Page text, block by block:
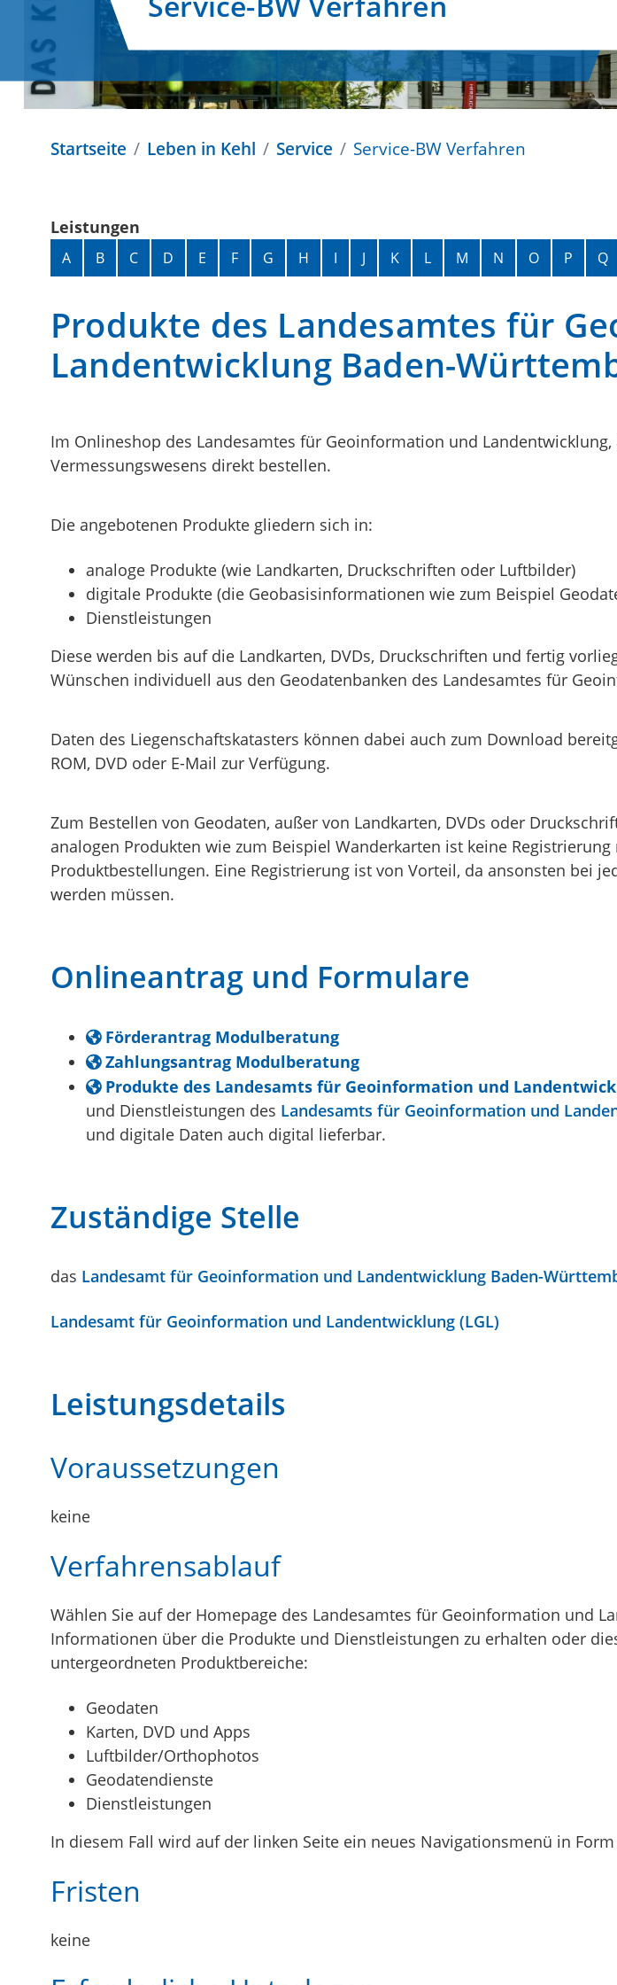
Startseite Leben in Kehl Service Service-BW Verfahren
Leistungen
Alphabetisches Register überspringen
A B C D E F G H I J K L M N O P Q
Produkte des Landesamtes für
Landentwicklung Baden-
Im Onlineshop des Landesamtes für Geoinformation und
Vermessungswesens direkt bestellen.
Die angebotenen Produkte gliedern sich in:
analoge Produkte (wie Landkarten, Druckschriften oder Luftbilder)
digitale Produkte (die Geobasisinformationen wie zum Beispiel
Dienstleistungen
Diese werden bis auf die Landkarten, DVDs, Druckschriften und fertig
Wünschen individuell aus den Geodatenbanken des Landesamtes für
Daten des Liegenschaftskatasters können dabei auch zum Download
ROM, DVD oder E-Mail zur Verfügung.
Zum Bestellen von Geodaten, außer von Landkarten, DVDs oder
analogen Produkten wie zum Beispiel Wanderkarten ist keine
Produktbestellungen. Eine Registrierung ist von Vorteil, da ansonsten bei
werden müssen.
Onlineantrag und Formulare
Förderantrag Modulberatung
Zahlungsantrag Modulberatung
Produkte des Landesamts für Geoinformation und
und Dienstleistungen des Landesamts für Geoinformation und
und digitale Daten auch digital lieferbar.
Zuständige Stelle
das Landesamt für Geoinformation und Landentwicklung Baden-
Landesamt für Geoinformation und Landentwicklung (LGL)
Leistungsdetails
Voraussetzungen
keine
Verfahrensablauf
Wählen Sie auf der Homepage des Landesamtes für Geoinformation und
Informationen über die Produkte und Dienstleistungen zu erhalten oder
untergeordneten Produktbereiche:
Geodaten
Karten, DVD und Apps
Luftbilder/Orthophotos
Geodatendienste
Dienstleistungen
In diesem Fall wird auf der linken Seite ein neues Navigationsmenü in
Fristen
keine